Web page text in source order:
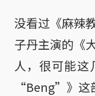
没看过《麻辣
子丹主演的《
人，很可能这
“Beng”》这